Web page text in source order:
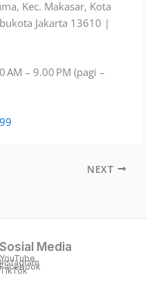
Kec. Makasar, Kota
Jakarta 13610 |
AM – 9.00 PM (pagi –
NEXT
Sosial Media
YouTube
Instagram
Facebook
TikTok